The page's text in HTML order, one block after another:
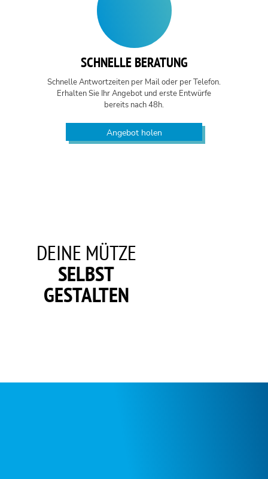
SCHNELLE BERATUNG
Schnelle Antwortzeiten per Mail oder per Telefon.
Erhalten Sie Ihr Angebot und erste Entwürfe
bereits nach 48h.
Angebot holen
DEINE MÜTZE
SELBST
GESTALTEN